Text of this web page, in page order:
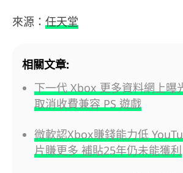
來源： 任天堂
相關文章:
下一代 Xbox 更多資料網上曝
取消收費兼容 PS 遊戲
微軟認Xbox賺錢能力低
片賺更多 補貼25年仍未能獲利